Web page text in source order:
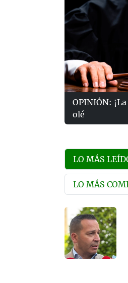
OPINIÓN:
olé
LO MÁS
LO MÁS